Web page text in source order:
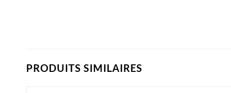
PRODUITS SIMILAIRES